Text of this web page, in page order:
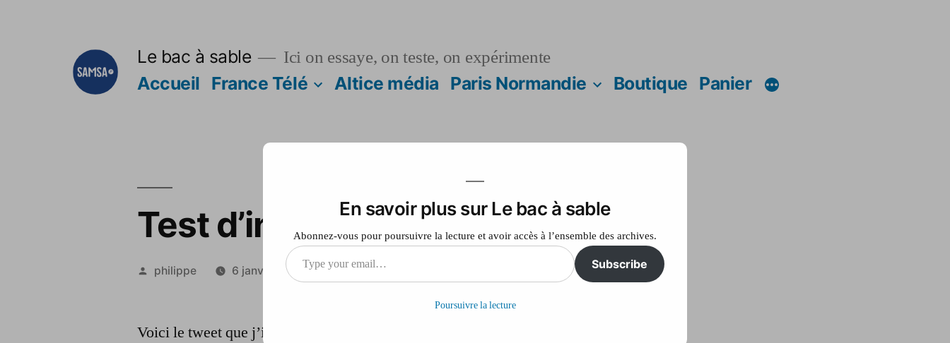
Le bac à sable Ici on essaye, on teste, on expérimente
Accueil France Télé Altice média Paris Normandie Boutique Panier
Test d’insert de tweet
Publié
philippe 6 janvier 2015 Laisser un commentaire
d’insert
Voici le tweet que j’insère dans mon article pour lui donner un aspect
En savoir plus sur Le bac à sable
Abonnez-vous pour poursuivre la lecture et avoir accès à l’ensemble des archives.
Type
your
Subscribe
Poursuivre la lecture